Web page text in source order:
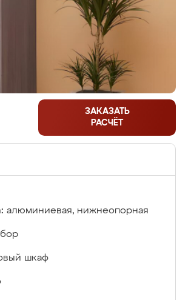
ЗАКАЗАТЬ
РАСЧЁТ
алюминиевая, нижнеопорная
шкаф